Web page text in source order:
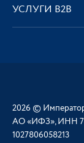
УСЛУГИ В2В
2026 ©
АО «ИФЗ», ИНН
1027806058213